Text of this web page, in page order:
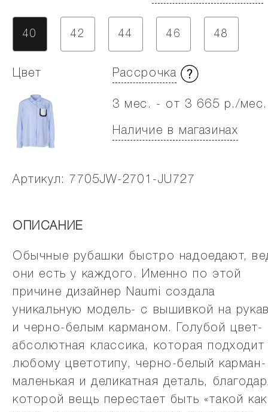
40 42 44 46 48
Цвет Рассрочка
3 мес. - от 3 665 р./мес.
Наличие в магазинах
Артикул: 7705JW-2701-JU727
ОПИСАНИЕ
Обычные рубашки быстро надоедают,
они есть у каждого. Именно по этой
причине дизайнер Naumi создала
уникальную модель- с вышивкой на
и черно-белым карманом. Голубой цвет-
абсолютная классика, которая подходит
любому цветотипу, черно-белый карман-
маленькая и деликатная деталь,
которой вещь перестает быть «такой